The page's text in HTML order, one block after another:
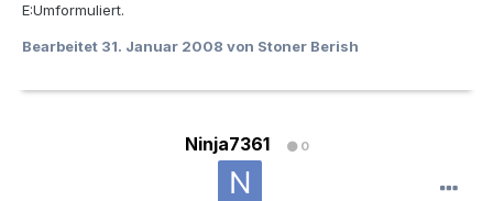
E:Umformuliert.
Bearbeitet 31. Januar 2008 von Stoner Berish
Ninja7361 0